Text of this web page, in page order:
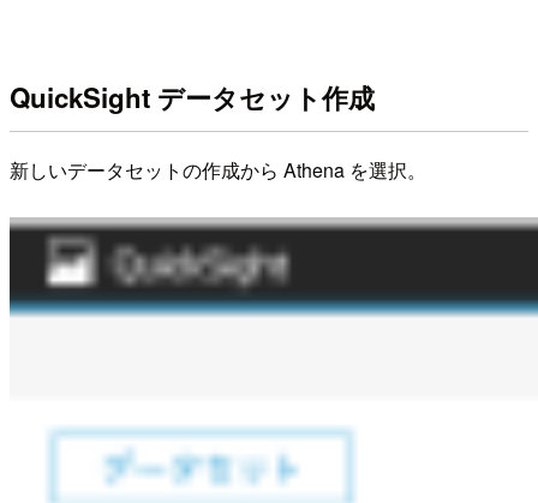
QuickSight データセット作成
新しいデータセットの作成から Athena を選択。